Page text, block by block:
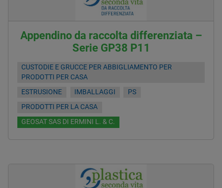
Appendino da raccolta differenziata –
Serie GP38 P11
CUSTODIE E GRUCCE PER ABBIGLIAMENTO PER
PRODOTTI PER CASA
ESTRUSIONE
IMBALLAGGI
PS
PRODOTTI PER LA CASA
GEOSAT SAS DI ERMINI L. & C.